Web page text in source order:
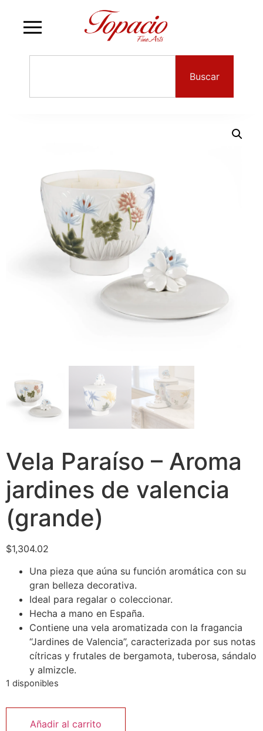
Buscar
Vela Paraíso – Aroma
jardines de valencia
(grande)
$1,304.02
Una pieza que aúna su función aromática con su
gran belleza decorativa.
Ideal para regalar o coleccionar.
Hecha a mano en España.
Contiene una vela aromatizada con la fragancia
“Jardines de Valencia”, caracterizada por sus notas
cítricas y frutales de bergamota, tuberosa, sándalo
y almizcle.
1 disponibles
Añadir al carrito